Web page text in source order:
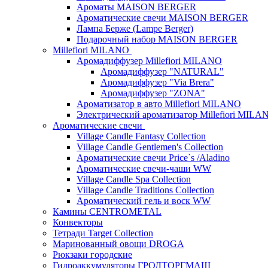
Ароматы MAISON BERGER
Ароматические свечи MAISON BERGER
Лампа Берже (Lampe Berger)
Подарочный набор MAISON BERGER
Millefiori MILANO
Аромадиффузер Millefiori MILANO
Аромадиффузер "NATURAL"
Аромадиффузер "Via Brera"
Аромадиффузер "ZONA"
Ароматизатор в авто Millefiori MILANO
Электрический ароматизатор Millefiori
Ароматические свечи
Village Candle Fantasy Collection
Village Candle Gentlemen's Collection
Ароматические свечи Price`s /Aladino
Ароматические свечи-чаши WW
Village Candle Spa Collection
Village Candle Traditions Collection
Ароматический гель и воск WW
Камины CENTROMETAL
Конвекторы
Тетради Target Collection
Маринованный овощи DROGA
Рюкзаки городские
Гидроаккумуляторы ГРОДТОРГМАШ